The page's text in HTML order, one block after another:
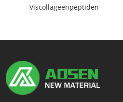
Viscollageenpeptiden